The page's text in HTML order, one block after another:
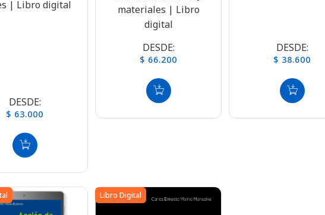
| Libro digital
DESDE:
$ 63.000
materiales | Libro
digital
DESDE:
$ 66.200
DESDE:
$ 38.600
Libro Digital